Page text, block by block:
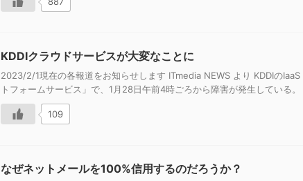
KDDIクラウドサービスが大変なことに
2023/2/1現在の各報道をお知らせします ITmedia NEWS より KDDIのIaaS
トフォームサービス」で、1月28日午前4時ごろから障害が発生している
109
なぜネットメールを100%信用するのだろうか？